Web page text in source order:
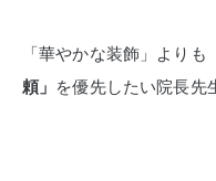
「華やかな装飾」よりも
頼」 を優先したい院長先